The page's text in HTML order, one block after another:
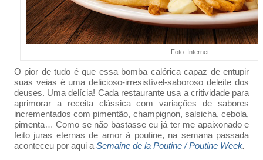
Foto: Internet
O pior de tudo é que essa bomba calórica capaz de entupir
suas veias é uma delicioso-irresistível-saboroso deleite dos
deuses. Uma delícia! Cada restaurante usa a critividade para
aprimorar a receita clássica com variações de sabores
incrementados com pimentão, champignon, salsicha, cebola,
pimenta… Como se não bastasse eu já ter me apaixonado e
feito juras eternas de amor à poutine, na semana passada
aconteceu por aqui a Semaine de la Poutine / Poutine Week.